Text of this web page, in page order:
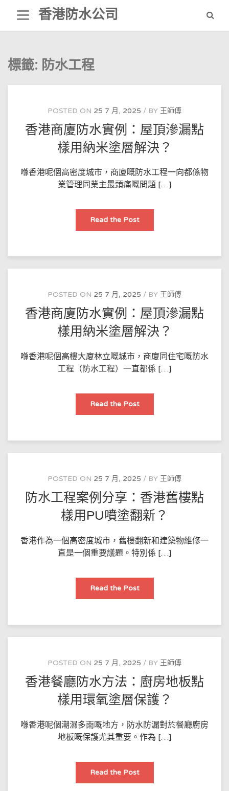
content
香港防水公司
標籤: 防水工程
POSTED ON 25 7 月, 2025 BY 王師傅
香港商廈防水實例：屋頂滲漏點
樣用納米塗層解決？
喺香港呢個高密度城市，商廈嘅防水工程一向都係物
業管理同業主最頭痛嘅問題 […]
Read the Post香
商
水
例：
滲
漏
樣
用
納
米
解
決？
POSTED ON 25 7 月, 2025 BY 王師傅
香港商廈防水實例：屋頂滲漏點
樣用納米塗層解決？
喺香港呢個高樓大廈林立嘅城市，商廈同住宅嘅防水
工程（防水工程）一直都係 […]
Read the Post香
商
水
例：
滲
漏
樣
用
納
米
解
決？
POSTED ON 25 7 月, 2025 BY 王師傅
防水工程案例分享：香港舊樓點
樣用PU噴塗翻新？
香港作為一個高密度城市，舊樓翻新和建築物維修一
直是一個重要議題。特別係 […]
Read the Post防
工
例
享：
舊
樓
點
樣
用
PU
噴
新？
POSTED ON 25 7 月, 2025 BY 王師傅
香港餐廳防水方法：廚房地板點
樣用環氧塗層保護？
喺香港呢個潮濕多雨嘅地方，防水防漏對於餐廳廚房
地板嘅保護尤其重要。作為 […]
Read the Post香
餐